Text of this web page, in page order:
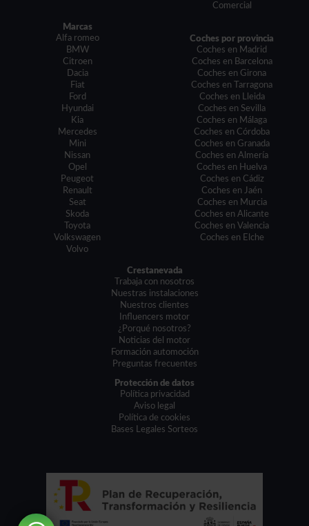
Comercial
Marcas
Alfa romeo
BMW
Citroen
Dacia
Fiat
Ford
Hyundai
Kia
Mercedes
Mini
Nissan
Opel
Peugeot
Renault
Seat
Skoda
Toyota
Volkswagen
Volvo
Coches por provincia
Coches en Madrid
Coches en Barcelona
Coches en Girona
Coches en Tarragona
Coches en Lleida
Coches en Sevilla
Coches en Málaga
Coches en Córdoba
Coches en Granada
Coches en Almería
Coches en Huelva
Coches en Cádiz
Coches en Jaén
Coches en Murcia
Coches en Alicante
Coches en Valencia
Coches en Elche
Crestanevada
Trabaja con nosotros
Nuestras instalaciones
Nuestros clientes
Influencers motor
¿Porqué nosotros?
Noticias del motor
Formación automoción
Preguntas frecuentes
Protección de datos
Política privacidad
Aviso legal
Política de cookies
Bases Legales Sorteos